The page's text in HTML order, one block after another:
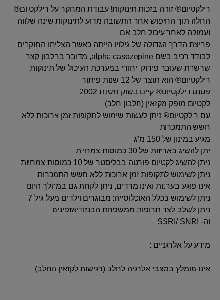
רילקטיום® זוהה בזכות תינוקות! עבודת המחקר על רילקטיום®
החלה תוך החיפוש אחר התשובה מדוע לתינוקות שינה שלווה
ועמוקה לאחר עיכול חלב אם
פריצת הדרך הגדולה של גילויו הייתה כאשר הצליחו החוקרים
לבודד רכיב בשם alpha casozepine, מדובר בחלבון קצר
שרשרת שעובר פירוק ייחודי במערכת העיכול של תינוקות
רילקטיום® הוא תוצר של 12 שנות פיתוח
פטנט רילקטיום® קיים בשוק משנת 2002
לקטיום מופק מקזאין (חלבון חלב)
עם רילקטיום® ניתן לעשות שימוש לתקופות זמן ארוכות ללא
חשש התמכרות
מגיע במינון של 150 מ”ג
יתן להשיג באריזות של 30 כמוסות צמחיות
ניתן להשיג לקטיום פורטה בבליסטר של 10 כמוסות צמחיות
ניתן לשימוש לתקופות זמן ארוכות ללא חשש התמכרות
אינו פוגע בערנות ואינו מרדים, ניתן לקחת גם במהלך היום
ניתן לשימוש בכלל האוכלוסייה: מבוגרים וילדים מעל גיל 7
ניתן לשלב לצד תרופות ממשפחת הבנזודיאזפינים
וה- SSRI/ SNRI
מידע על אלרגניים :
אינו מומלץ במצבי אלרגיה לחלב (רגישות לקזאין החלב)